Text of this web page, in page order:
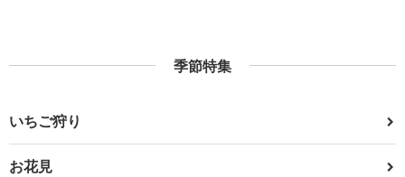
季節特集
いちご狩り
お花見